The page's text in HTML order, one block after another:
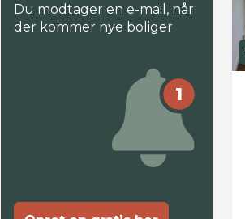
Du modtager en e-mail, når
der kommer nye boliger
1